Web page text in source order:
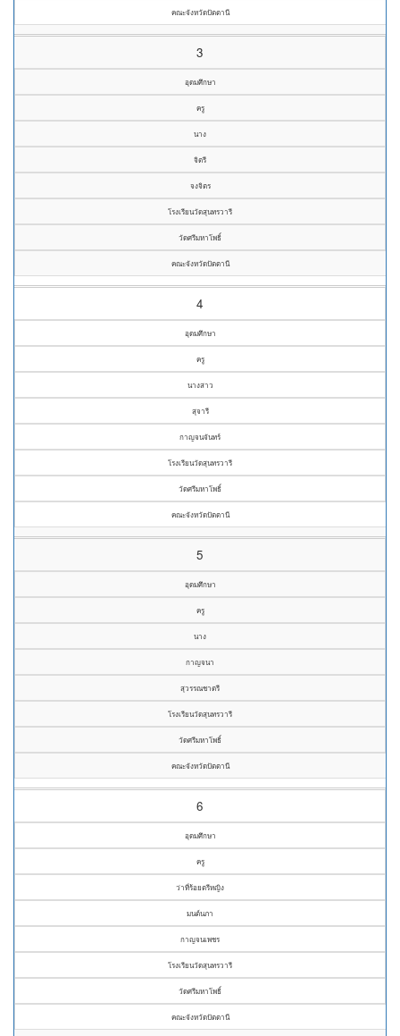
คณะจังหวัดปัตตานี
3
อุดมศึกษา
ครู
นาง
จิตรี
จงจิตร
โรงเรียนวัดสุนทรวารี
วัดศรีมหาโพธิ์
คณะจังหวัดปัตตานี
4
อุดมศึกษา
ครู
นางสาว
สุจารี
กาญจนจันทร์
โรงเรียนวัดสุนทรวารี
วัดศรีมหาโพธิ์
คณะจังหวัดปัตตานี
5
อุดมศึกษา
ครู
นาง
กาญจนา
สุวรรณชาตรี
โรงเรียนวัดสุนทรวารี
วัดศรีมหาโพธิ์
คณะจังหวัดปัตตานี
6
อุดมศึกษา
ครู
ว่าที่ร้อยตรีหญิง
มนต์นภา
กาญจนเพชร
โรงเรียนวัดสุนทรวารี
วัดศรีมหาโพธิ์
คณะจังหวัดปัตตานี